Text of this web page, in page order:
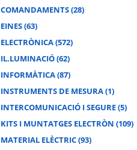
COMANDAMENTS (28)
EINES (63)
ELECTRÒNICA (572)
IL.LUMINACIÓ (62)
INFORMÀTICA (87)
INSTRUMENTS DE MESURA (1)
INTERCOMUNICACIÓ I SEGURE (5)
KITS I MUNTATGES ELECTRÒN (109)
MATERIAL ELÈCTRIC (93)